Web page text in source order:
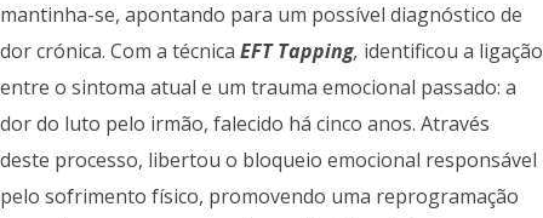
mantinha-se, apontando para um possível diagnóstico de
dor crónica. Com a técnica EFT Tapping, identificou a ligação
entre o sintoma atual e um trauma emocional passado: a
dor do luto pelo irmão, falecido há cinco anos. Através
deste processo, libertou o bloqueio emocional responsável
pelo sofrimento físico, promovendo uma reprogramação